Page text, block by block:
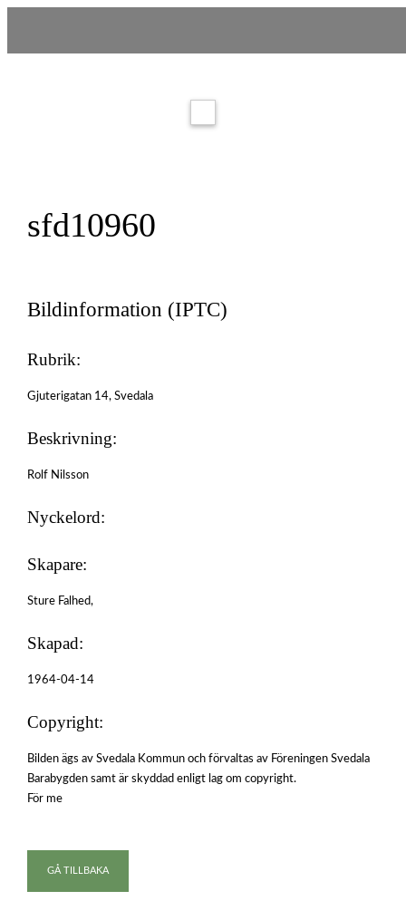
sfd10960
Bildinformation (IPTC)
Rubrik:
Gjuterigatan 14, Svedala
Beskrivning:
Rolf Nilsson
Nyckelord:
Skapare:
Sture Falhed,
Skapad:
1964-04-14
Copyright:
Bilden ägs av Svedala Kommun och förvaltas av Föreningen Svedala
Barabygden samt är skyddad enligt lag om copyright.
För me
GÅ TILLBAKA